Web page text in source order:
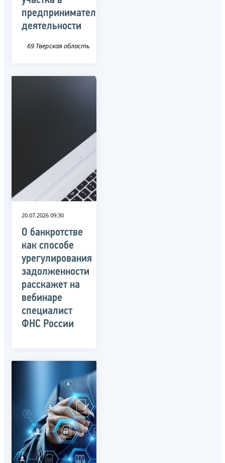
предпринимательской
деятельности
69 Тверская область
20.07.2026 09:30
О банкротстве
как способе
урегулирования
задолженности
расскажет на
вебинаре
специалист
ФНС России